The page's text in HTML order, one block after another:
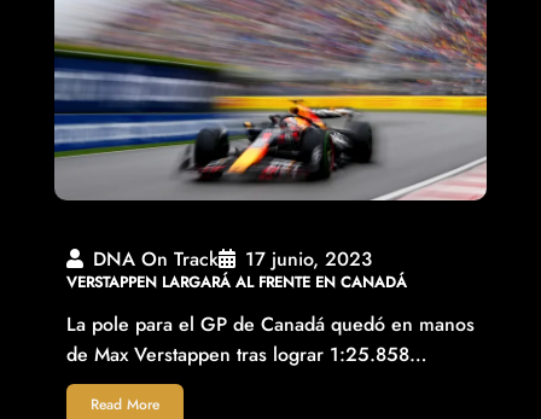
DNA On Track 17 junio, 2023
VERSTAPPEN LARGARÁ AL FRENTE EN CANADÁ
La pole para el GP de Canadá quedó en manos
de Max Verstappen tras lograr 1:25.858…
Read More